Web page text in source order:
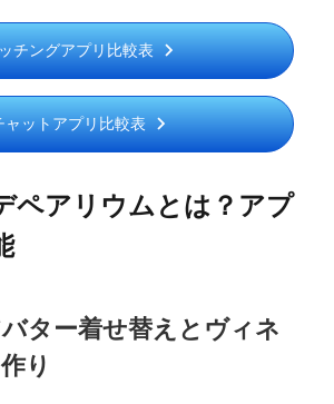
チングアプリ比較表
ャットアプリ比較表
ペアリウムとは？アプ
ター着せ替えとヴィネ
り